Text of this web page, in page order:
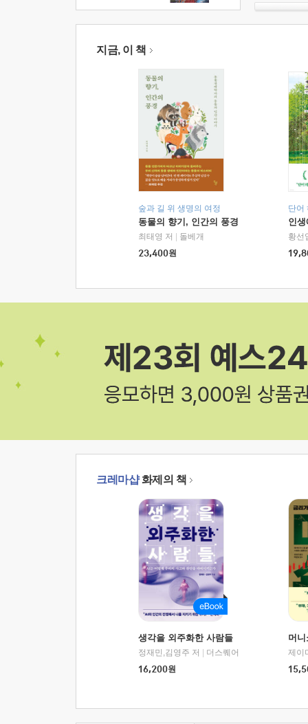
지금, 이 책
숲과 길 위 생명의 여정
동물의 향기, 인간의 풍경
최태영 저
돌베개
23,400원
단어
인
황선
크레마샵화제의 책
생각을 외주화한 사람들
정재민,김영주 저
더스퀘어
16,200원
머